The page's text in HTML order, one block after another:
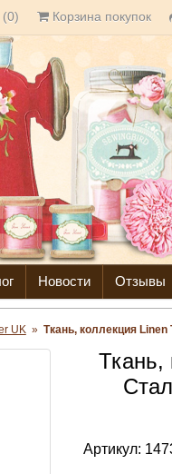
(0) Корзина покупок
Новости Отзывы
UK » Ткань, коллекция
Ткань,
Артикул: